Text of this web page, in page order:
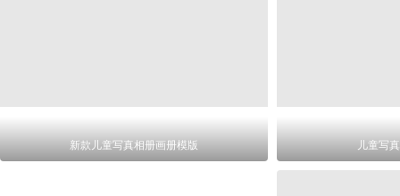
新款儿童写真相册画册模版 儿童写